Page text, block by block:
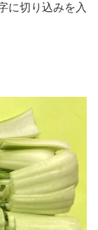
に切り込みを入